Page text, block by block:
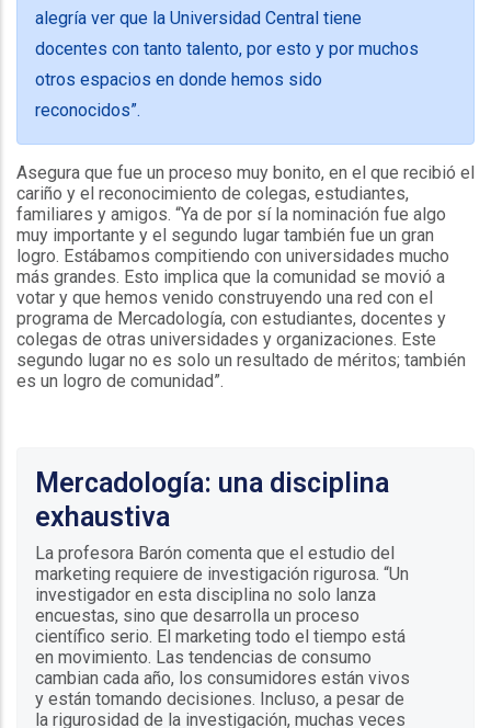
alegría ver que la Universidad Central tiene
docentes con tanto talento, por esto y por muchos
otros espacios en donde hemos sido
reconocidos”.
Asegura que fue un proceso muy bonito, en el que recibió el
cariño y el reconocimiento de colegas, estudiantes,
familiares y amigos. “Ya de por sí la nominación fue algo
muy importante y el segundo lugar también fue un gran
logro. Estábamos compitiendo con universidades mucho
más grandes. Esto implica que la comunidad se movió a
votar y que hemos venido construyendo una red con el
programa de Mercadología, con estudiantes, docentes y
colegas de otras universidades y organizaciones. Este
segundo lugar no es solo un resultado de méritos; también
es un logro de comunidad”.
Mercadología: una disciplina
exhaustiva
La profesora Barón comenta que el estudio del
marketing requiere de investigación rigurosa. “Un
investigador en esta disciplina no solo lanza
encuestas, sino que desarrolla un proceso
científico serio. El marketing todo el tiempo está
en movimiento. Las tendencias de consumo
cambian cada año, los consumidores están vivos
y están tomando decisiones. Incluso, a pesar de
la rigurosidad de la investigación, muchas veces